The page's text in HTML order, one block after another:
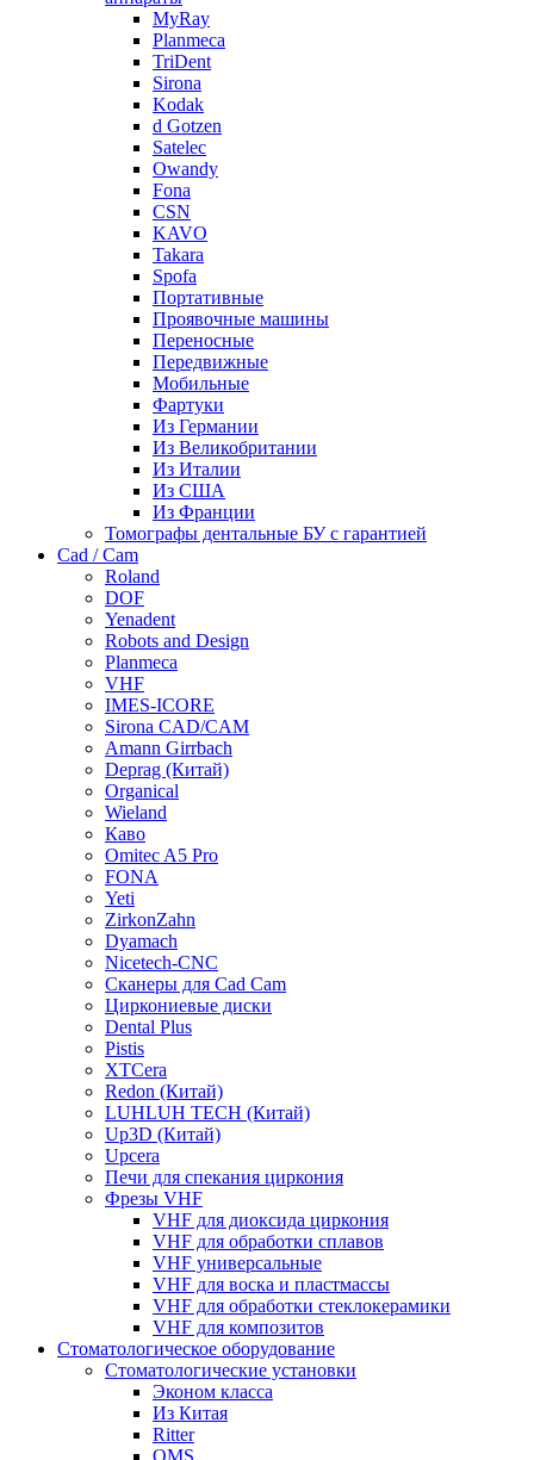
MyRay
Planmeca
TriDent
Sirona
Kodak
d Gotzen
Satelec
Owandy
Fona
CSN
KAVO
Takara
Spofa
Портативные
Проявочные машины
Переносные
Передвижные
Мобильные
Фартуки
Из Германии
Из Великобритании
Из Италии
Из США
Из Франции
Томографы дентальные БУ с гарантией
Cad / Cam
Roland
DOF
Yenadent
Robots and Design
Planmeca
VHF
IMES-ICORE
Sirona CAD/CAM
Amann Girrbach
Deprag (Китай)
Organical
Wieland
Каво
Omitec A5 Pro
FONA
Yeti
ZirkonZahn
Dyamach
Nicetech-CNC
Сканеры для Cad Cam
Циркониевые диски
Dental Plus
Pistis
XTCera
Redon (Китай)
LUHLUH TECH (Китай)
Up3D (Китай)
Upcera
Печи для спекания циркония
Фрезы VHF
VHF для диоксида циркония
VHF для обработки сплавов
VHF универсальные
VHF для воска и пластмассы
VHF для обработки стеклокерамики
VHF для композитов
Стоматологическое оборудование
Стоматологические установки
Эконом класса
Из Китая
Ritter
OMS